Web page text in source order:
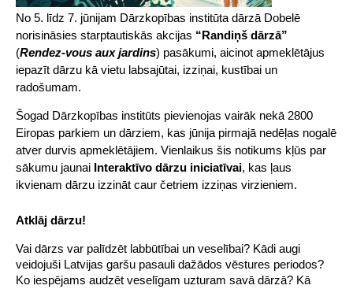
No 5. līdz 7. jūnijam Dārzkopības institūta dārzā Dobelē
norisināsies starptautiskās akcijas “Randiņš dārzā”
(Rendez-vous aux jardins) pasākumi, aicinot apmeklētājus
iepazīt dārzu kā vietu labsajūtai, izziņai, kustībai un
radošumam.
Šogad Dārzkopības institūts pievienojas vairāk nekā 2800
Eiropas parkiem un dārziem, kas jūnija pirmajā nedēļas nogalē
atver durvis apmeklētājiem. Vienlaikus šis notikums kļūs par
sākumu jaunai Interaktīvo dārzu iniciatīvai, kas ļaus
ikvienam dārzu izzināt caur četriem izziņas virzieniem.
Atklāj dārzu!
Vai dārzs var palīdzēt labbūtībai un veselībai? Kādi augi
veidojuši Latvijas garšu pasauli dažādos vēstures periodos?
Ko iespējams audzēt veselīgam uzturam savā dārzā? Kā